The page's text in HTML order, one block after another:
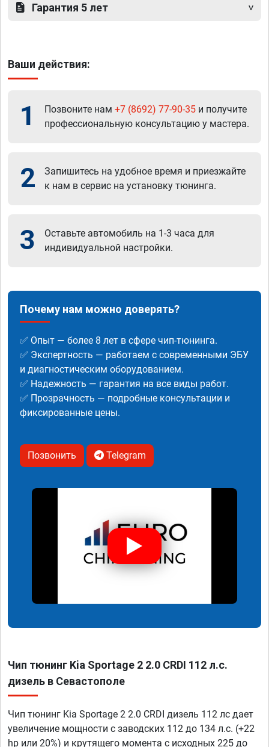
Гарантия 5 лет
Ваши действия:
1 Позвоните нам +7 (8692) 77-90-35 и получите
профессиональную консультацию у мастера.
2
Запишитесь на удобное время и приезжайте
к нам в сервис на установку тюнинга.
3
Оставьте автомобиль на 1-3 часа для
индивидуальной настройки.
Почему нам можно доверять?
✅ Опыт — более 8 лет в сфере чип-тюнинга.
✅ Экспертность — работаем с современными ЭБУ
и диагностическим оборудованием.
✅ Надежность — гарантия на все виды работ.
✅ Прозрачность — подробные консультации и
фиксированные цены.
Позвонить Telegram
Чип тюнинг Kia Sportage 2 2.0 CRDI 112 л.с.
дизель в Севастополе
Чип тюнинг Kia Sportage 2 2.0 CRDI дизель 112 лс дает
увеличение мощности с заводских 112 до 134 л.с. (+22
hp или 20%) и крутящего момента с исходных 225 до